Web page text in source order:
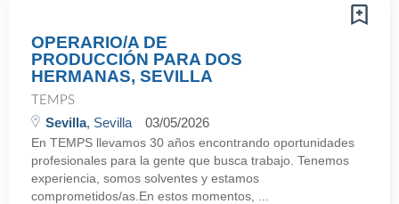
OPERARIO/A DE
PRODUCCIÓN PARA DOS
HERMANAS, SEVILLA
TEMPS
Sevilla, Sevilla 03/05/2026
En TEMPS llevamos 30 años encontrando oportunidades
profesionales para la gente que busca trabajo. Tenemos
experiencia, somos solventes y estamos
comprometidos/as.En estos momentos, ...